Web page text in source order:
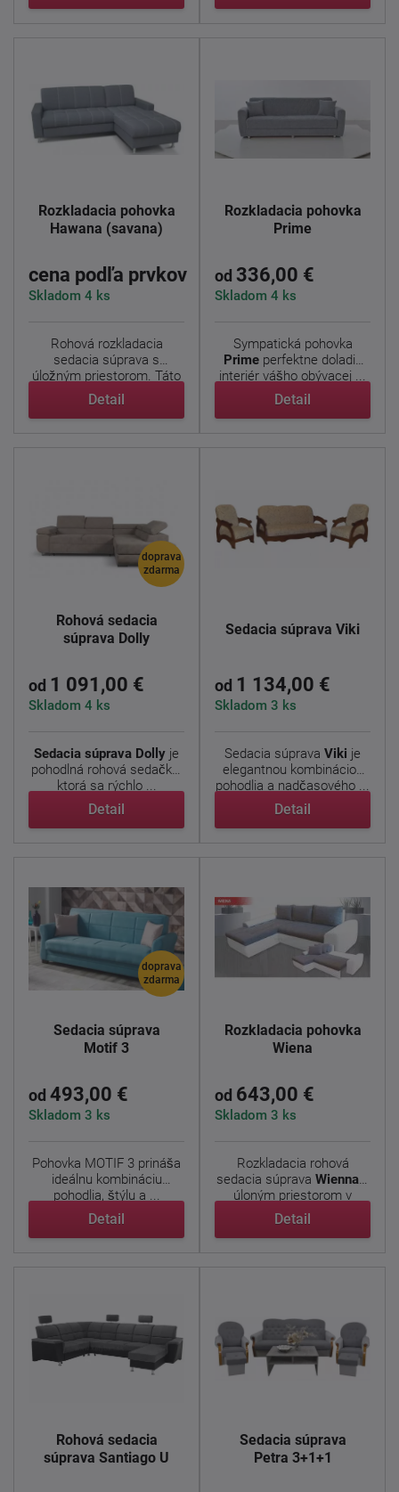
Rozkladacia pohovka
Hawana (savana)
cena podľa prvkov
Skladom 4 ks
Rohová rozkladacia
sedacia súprava s
úložným priestorom. Táto
sedacia ...
Detail
Rozkladacia pohovka
Prime
od 336,00 €
Skladom 4 ks
Sympatická pohovka
Primeperfektne doladia
interiér vášho obývacej ...
Detail
doprava
zdarma
Rohová sedacia
súprava Dolly
od 1 091,00 €
Skladom 4 ks
Sedacia súprava Dolly je
pohodlná rohová sedačka,
ktorá sa rýchlo ...
Detail
Sedacia súprava Viki
od 1 134,00 €
Skladom 3 ks
Sedacia súprava Viki je
elegantnou kombináciou
pohodlia a nadčasového ...
Detail
doprava
zdarma
Sedacia súprava
Motif 3
od 493,00 €
Skladom 3 ks
Pohovka MOTIF 3 prináša
ideálnu kombináciu
pohodlia, štýlu a ...
Detail
Rozkladacia pohovka
Wiena
od 643,00 €
Skladom 3 ks
Rozkladacia rohová
sedacia súprava Wiennas
úloným priestorom v
pravom ...
Detail
Rohová sedacia
súprava Santiago U
Sedacia súprava
Petra 3+1+1